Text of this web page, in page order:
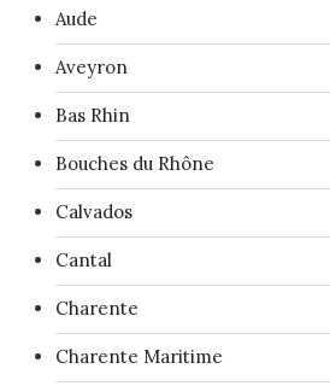
Aude
Aveyron
Bas Rhin
Bouches du Rhône
Calvados
Cantal
Charente
Charente Maritime